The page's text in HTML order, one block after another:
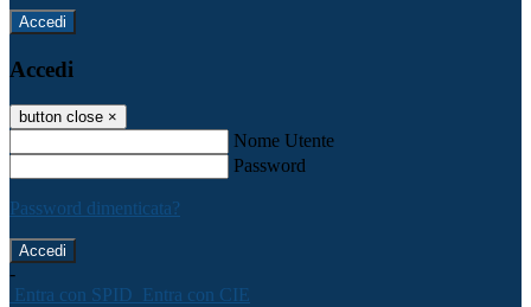
Accedi
Accedi
button close ×
Nome Utente
Password
Password dimenticata?
-
Entra con SPID Entra con CIE